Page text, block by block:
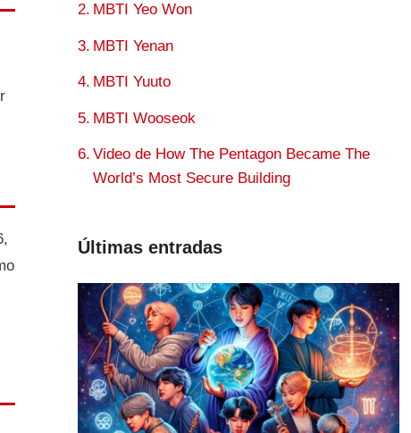
MBTI Yeo Won
MBTI Yenan
MBTI Yuuto
MBTI Wooseok
Video de How The Pentagon Became The
World’s Most Secure Building
Últimas entradas